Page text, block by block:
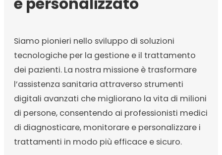
Siamo pionieri nello sviluppo di soluzioni
tecnologiche per la gestione e il trattamento
dei pazienti. La nostra missione è trasformare
l’assistenza sanitaria attraverso strumenti
digitali avanzati che migliorano la vita di milioni
di persone, consentendo ai professionisti medici
di diagnosticare, monitorare e personalizzare i
trattamenti in modo più efficace e sicuro.